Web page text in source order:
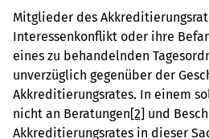
Mitglieder des
Interessenkonflikt oder ihre
eines zu behandelnden
unverzüglich gegenüber der
Akkreditierungsrates. In einem
nicht an Beratungen[2] und
Akkreditierungsrates in dieser